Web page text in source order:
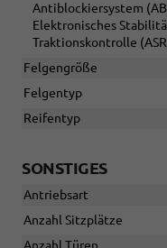
Antiblockiersystem
Elektronisches
Traktionskontrolle
Felgengröße
Felgentyp
Reifentyp
SONSTIGES
Antriebsart
Anzahl Sitzplätze